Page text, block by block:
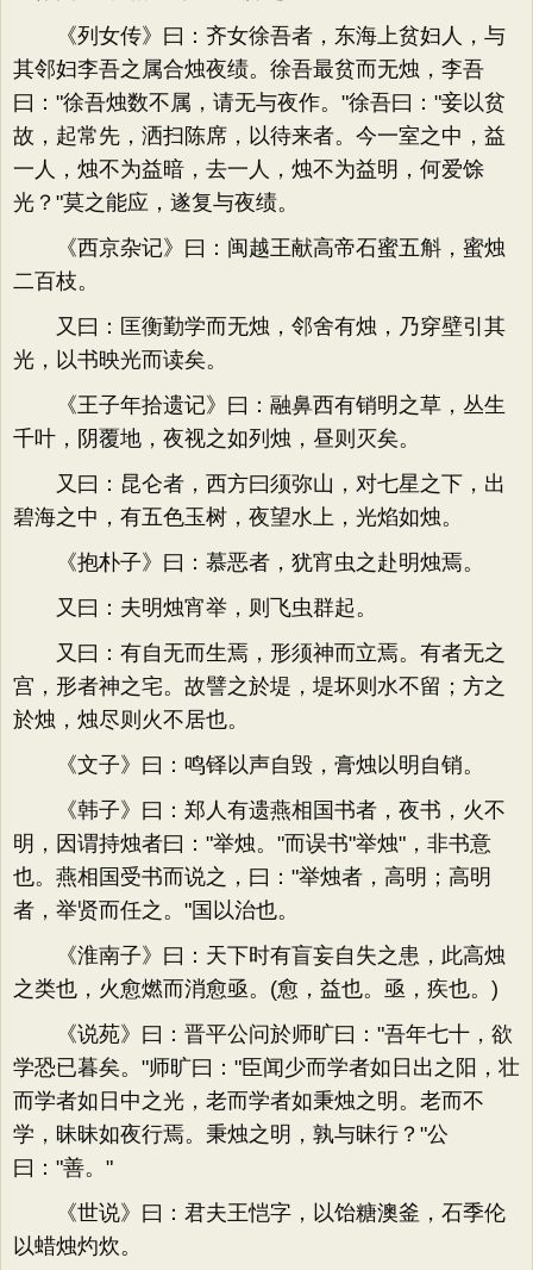
《列女传》曰：齐女徐吾者，东海上贫妇人，与
其邻妇李吾之属合烛夜绩。徐吾最贫而无烛，李吾
曰："徐吾烛数不属，请无与夜作。"徐吾曰："妾以贫
故，起常先，洒扫陈席，以待来者。今一室之中，益
一人，烛不为益暗，去一人，烛不为益明，何爱馀
光？"莫之能应，遂复与夜绩。
《西京杂记》曰：闽越王献高帝石蜜五斛，蜜烛
二百枝。
又曰：匡衡勤学而无烛，邻舍有烛，乃穿壁引其
光，以书映光而读矣。
《王子年拾遗记》曰：融鼻西有销明之草，丛生
千叶，阴覆地，夜视之如列烛，昼则灭矣。
又曰：昆仑者，西方曰须弥山，对七星之下，出
碧海之中，有五色玉树，夜望水上，光焰如烛。
《抱朴子》曰：慕恶者，犹宵虫之赴明烛焉。
又曰：夫明烛宵举，则飞虫群起。
又曰：有自无而生焉，形须神而立焉。有者无之
宫，形者神之宅。故譬之於堤，堤坏则水不留；方之
於烛，烛尽则火不居也。
《文子》曰：鸣铎以声自毁，膏烛以明自销。
《韩子》曰：郑人有遗燕相国书者，夜书，火不
明，因谓持烛者曰："举烛。"而误书"举烛"，非书意
也。燕相国受书而说之，曰："举烛者，高明；高明
者，举贤而任之。"国以治也。
《淮南子》曰：天下时有盲妄自失之患，此高烛
之类也，火愈燃而消愈亟。(愈，益也。亟，疾也。)
《说苑》曰：晋平公问於师旷曰："吾年七十，欲
学恐已暮矣。"师旷曰："臣闻少而学者如日出之阳，壮
而学者如日中之光，老而学者如秉烛之明。老而不
学，昧昧如夜行焉。秉烛之明，孰与昧行？"公
曰："善。"
《世说》曰：君夫王恺字，以饴糖澳釜，石季伦
以蜡烛灼炊。